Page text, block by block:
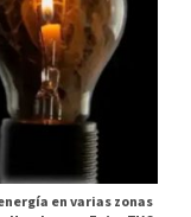
en varias zonas